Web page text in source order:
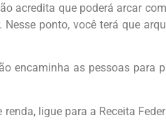
acredita que poderá arcar
ponto, você terá que
encaminha as pessoas para
ligue para a Receita